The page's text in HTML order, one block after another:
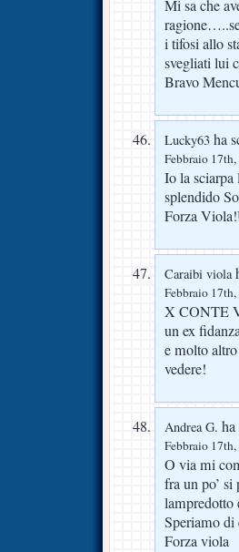
Mi sa che
i tifosi allo
svegliati lui
Bravo
Lucky63 ha
Febbraio
Io la sciarpa
splendido
Forza
Caraibi viola
Febbraio
X CONTE
un ex
e molto
vedere!
Andrea G.
Febbraio
O via mi
fra un po’
lampredotto
Speriamo di
Forza viola